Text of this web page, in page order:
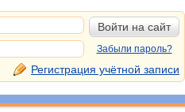
Забыли пароль?
Регистрация учётной записи